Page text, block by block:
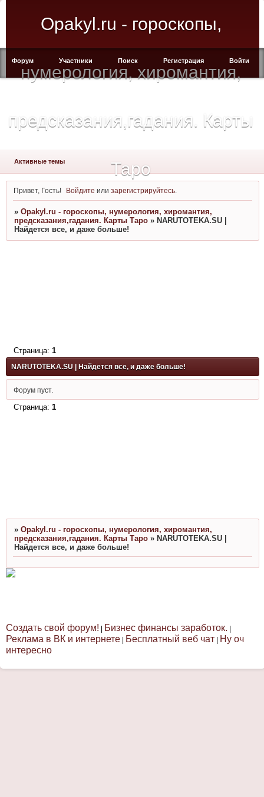
Opakyl.ru - гороскопы,
нумерология, хиромантия,
предсказания,гадания. Карты
Таро
Форум Участники Поиск Регистрация Войти
Активные темы
Привет, Гость! Войдите илизарегистрируйтесь
» Opakyl.ru - гороскопы, нумерология, хиромантия,
предсказания,гадания. Карты Таро » NARUTOTEKA.SU |
Найдется все, и даже больше!
NARUTOTEKA.SU | Найдется все, и даже больше!
Страница: 1
Форум пуст.
Страница: 1
» Opakyl.ru - гороскопы, нумерология, хиромантия,
предсказания,гадания. Карты Таро » NARUTOTEKA.SU |
Найдется все, и даже больше!
Создать свой форум! Бизнес финансы заработок.
Реклама в ВК и интернете Бесплатный веб чат Ну оч
интересно